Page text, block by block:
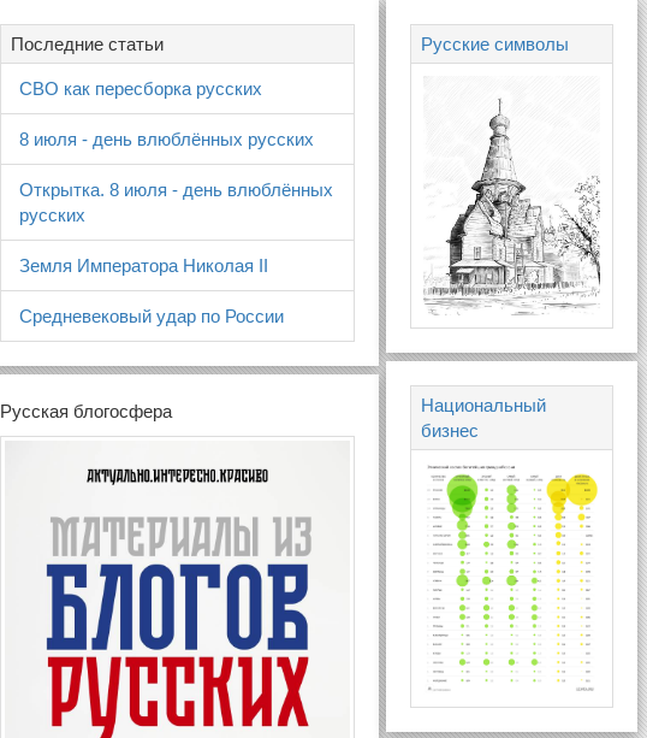
Последние статьи
СВО как пересборка русских
8 июля - день влюблённых русских
Открытка. 8 июля - день влюблённых
русских
Земля Императора Николая II
Средневековый удар по России
Русская блогосфера
Русские символы
Национальный
бизнес